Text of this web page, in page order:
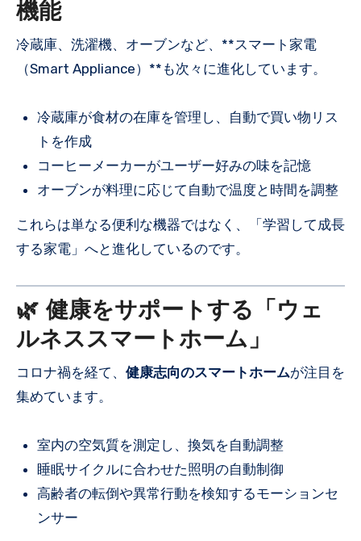
機能
冷蔵庫、洗濯機、オーブンなど、**スマート家電
（Smart Appliance）**も次々に進化しています。
冷蔵庫が食材の在庫を管理し、自動で買い物リス
トを作成
コーヒーメーカーがユーザー好みの味を記憶
オーブンが料理に応じて自動で温度と時間を調整
これらは単なる便利な機器ではなく、「学習して成長
する家電」へと進化しているのです。
🌿 健康をサポートする「ウェ
ルネススマートホーム」
コロナ禍を経て、 健康志向のスマートホームが注目を
集めています。
室内の空気質を測定し、換気を自動調整
睡眠サイクルに合わせた照明の自動制御
高齢者の転倒や異常行動を検知するモーションセ
ンサー